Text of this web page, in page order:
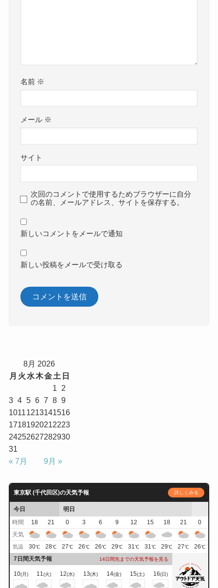
名前 ※
メール ※
サイト
次回のコメントで使用するためブラウザーに自分
の名前、メールアドレス、サイトを保存する。
新しいコメントをメールで通知
新しい投稿をメールで受け取る
8月 2026
月 火 水木金土 日
1
2
3 4 5 6 7 8 9
10111213141516
17181920212223
24252627282930
31
« 7月
9月 »
東京駅 (千代田区)の天気予報 詳しくみる
今日
明日
時間
18 21 0 3 6 9 12 15 18 21
0
天気
気温 30℃ 28℃ 27℃ 26℃ 26℃ 29℃ 31℃ 31℃ 29℃ 27℃ 26℃
7日間天気予報 14日間先までの天気予報を見る
10(月) 11(火) 12(水) 13(木) 14(金) 15(土) 16(日)